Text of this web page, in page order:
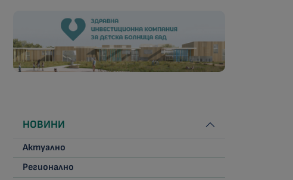
НОВИНИ
Актуално
Регионално